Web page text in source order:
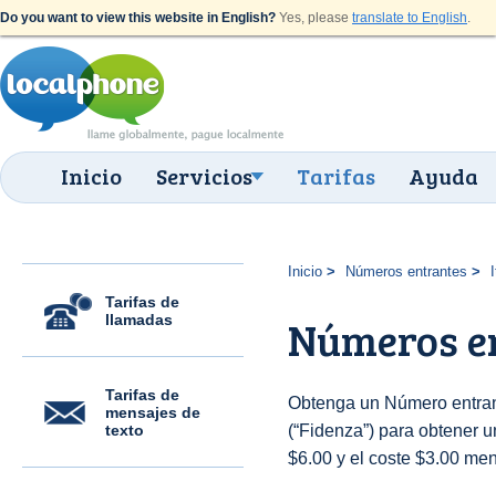
Do you want to view this website in English? Yes, please translate to English.
Inicio Servicios Tarifas Ayuda
Tarifas de
llamadas
Tarifas de
mensajes de
texto
Inicio Números entrantes
Números
Obtenga un Número
(“Fidenza”) para obtener
$6.00 y el coste $3.00